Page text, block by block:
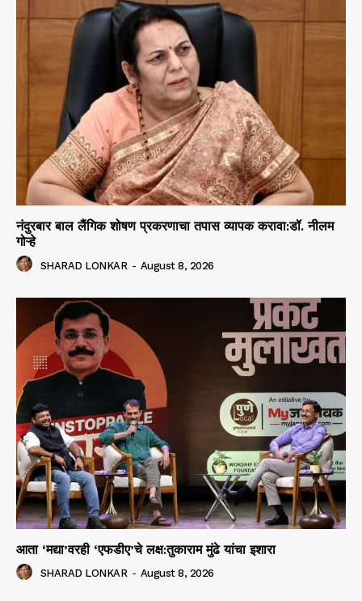
नंदुरबार बाल लैंगिक शोषण प्रकरणाचा तपास व्यापक करावा:डॉ. नीलम
गोऱ्हे
SHARAD LONKAR - August 8, 2026
आता ‘मद्या’वरही ‘एफडीए’चे लक्ष:तुकाराम मुंढे यांचा इशारा
SHARAD LONKAR - August 8, 2026